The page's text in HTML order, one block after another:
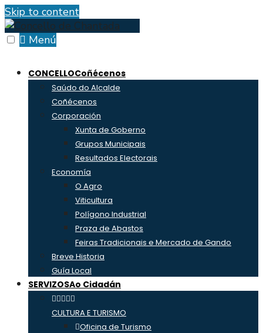
Skip to content
Menú
CONCELLOCoñécenos
Saúdo do Alcalde
Coñécenos
Corporación
Xunta de Goberno
Grupos Municipais
Resultados Electorais
Economía
O Agro
Viticultura
Polígono Industrial
Praza de Abastos
Feiras Tradicionais e Mercado de Gando
Breve Historia
Guía Local
SERVIZOSAo Cidadán
CULTURA E TURISMO
Oficina de Turismo